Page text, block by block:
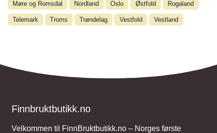
Møre og Romsdal Nordland Oslo Østfold Rogaland
Telemark Troms Trøndelag Vestfold Vestland
Finnbruktbutikk.no
Velkommen til FinnBruktbutikk.no – Norges første